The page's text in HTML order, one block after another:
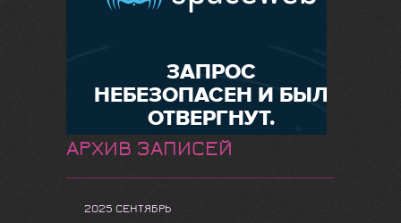
АРХИВ ЗАПИСЕЙ
2025 СЕНТЯБРЬ